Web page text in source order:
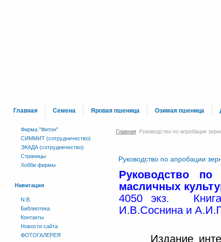
Главная Семена Яровая пшеница Озимая пшеница
Фирма "Фитон"
СИММИТ (сотрудничество)
ЭКАДА (сотрудничество)
Страницы
Хобби фирмы
Навигация
N.B.
Библиотека
Контакты
Новости сайта
ФОТОГАЛЕРЕЯ
Главная Руководство по апробации
Руководство по апробации
Руководство
масличных
4050 экз. Книга
И.В.Соснина и
Издание